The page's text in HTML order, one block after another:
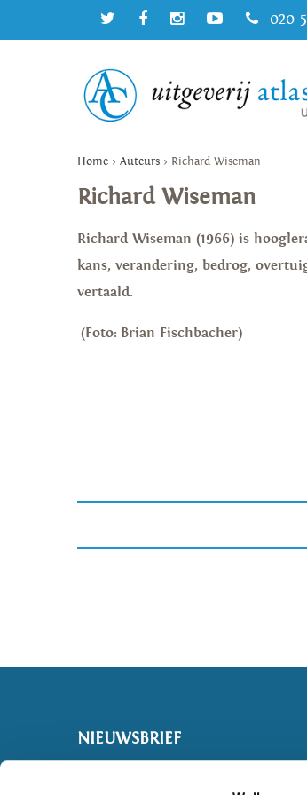
020
Home > Auteurs > Richard Wiseman
Richard Wiseman
Richard Wiseman (1966) is
kans, verandering, bedrog,
vertaald.
(Foto: Brian Fischbacher)
NIEUWSBRIEF